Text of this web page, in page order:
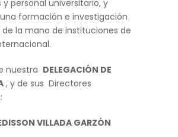
y personal universitario, y
formación e investigación
la mano de instituciones de
nuestra DELEGACIÓN DE
, y de sus Directores
VILLADA GARZÓN